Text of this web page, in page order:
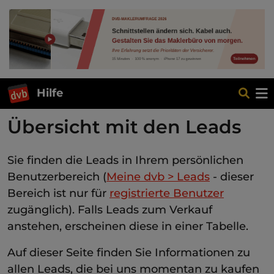
Hilfe
Übersicht mit den Leads
Sie finden die Leads in Ihrem persönlichen
Benutzerbereich (Meine dvb > Leads - dieser
Bereich ist nur für registrierte Benutzer
zugänglich). Falls Leads zum Verkauf
anstehen, erscheinen diese in einer Tabelle.
Auf dieser Seite finden Sie Informationen zu
allen Leads, die bei uns momentan zu kaufen